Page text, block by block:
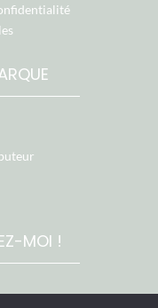
MOI !